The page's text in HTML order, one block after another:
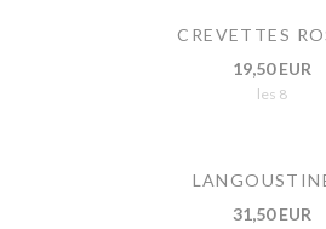
CREVETTES
19,50 EUR
les 8
31,50 EUR